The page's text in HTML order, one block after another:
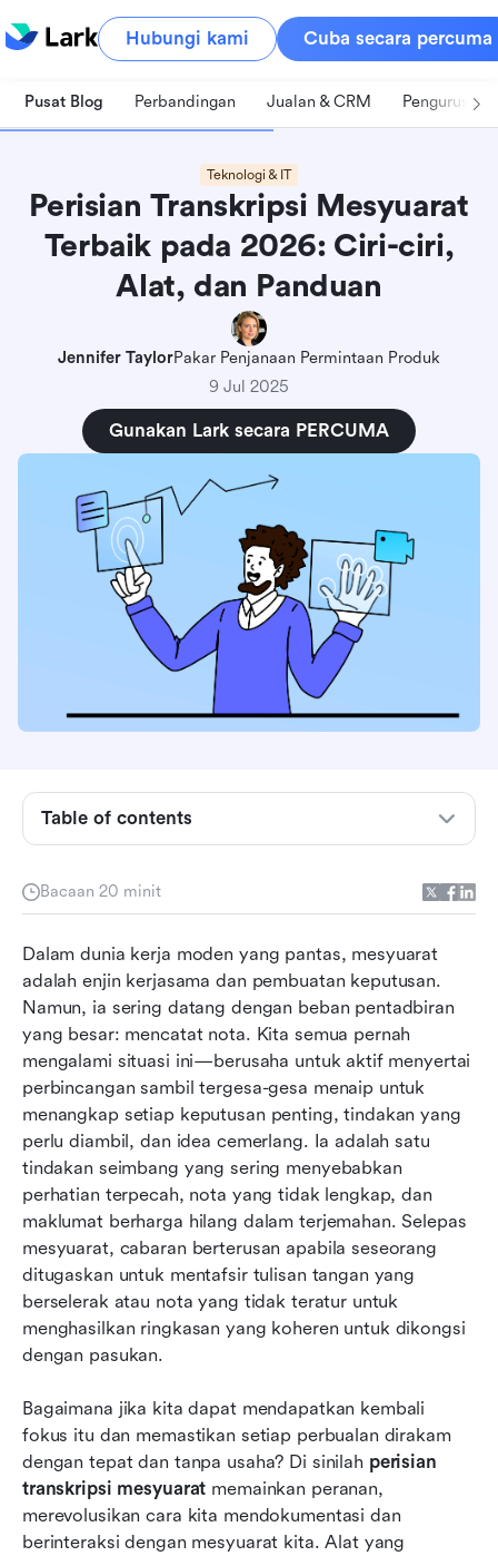
Hubungi kami Cuba secara percuma
Pusat Blog Perbandingan Jualan & CRM Pengurusan
Teknologi & IT
Perisian Transkripsi Mesyuarat
Terbaik pada 2026: Ciri-ciri,
Alat, dan Panduan
Jennifer TaylorPakar Penjanaan Permintaan Produk
9 Jul 2025
Gunakan Lark secara PERCUMA
Bacaan 20 minit
Dalam dunia kerja moden yang pantas, mesyuarat
adalah enjin kerjasama dan pembuatan keputusan.
Namun, ia sering datang dengan beban pentadbiran
yang besar: mencatat nota. Kita semua pernah
mengalami situasi ini—berusaha untuk aktif menyertai
perbincangan sambil tergesa-gesa menaip untuk
menangkap setiap keputusan penting, tindakan yang
perlu diambil, dan idea cemerlang. Ia adalah satu
tindakan seimbang yang sering menyebabkan
perhatian terpecah, nota yang tidak lengkap, dan
maklumat berharga hilang dalam terjemahan. Selepas
mesyuarat, cabaran berterusan apabila seseorang
ditugaskan untuk mentafsir tulisan tangan yang
berselerak atau nota yang tidak teratur untuk
menghasilkan ringkasan yang koheren untuk dikongsi
dengan pasukan.
Bagaimana jika kita dapat mendapatkan kembali
fokus itu dan memastikan setiap perbualan dirakam
dengan tepat dan tanpa usaha? Di sinilah perisian
transkripsi mesyuarat memainkan peranan,
merevolusikan cara kita mendokumentasi dan
berinteraksi dengan mesyuarat kita. Alat yang
Table of contents
mesyuarat
mesyuarat terbaik?
terbaik
8 pilihan teratas untuk perisian transkripsi
mesyuarat pada tahun 2026
Tingkatkan transkripsi mesyuarat anda dengan
Lark Minutes
Fikiran terakhir
Soalan Lazim
Bacaan berkaitan